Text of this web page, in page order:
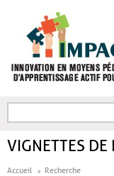
FORMULAIRE DE
VIGNETTES DE
Accueil Recherche